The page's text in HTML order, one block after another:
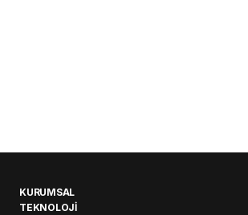
KURUMSAL
TEKNOLOJİ